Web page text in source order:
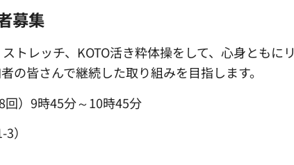
募集
トレッチ、KOTO活き粋体操をして、心身ともにリ
の皆さんで継続した取り組みを目指します。
回）9時45分～10時45分
）